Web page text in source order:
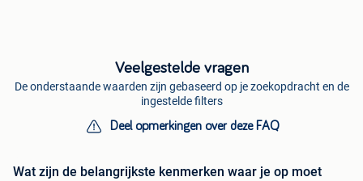
Veelgestelde vragen
De onderstaande waarden zijn gebaseerd op je zoekopdracht en de
ingestelde filters
Deel opmerkingen over deze FAQ
Wat zijn de belangrijkste kenmerken waar je op moet